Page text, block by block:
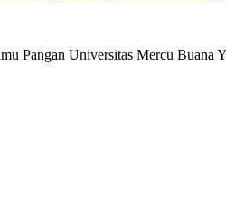
Pangan Universitas Mercu